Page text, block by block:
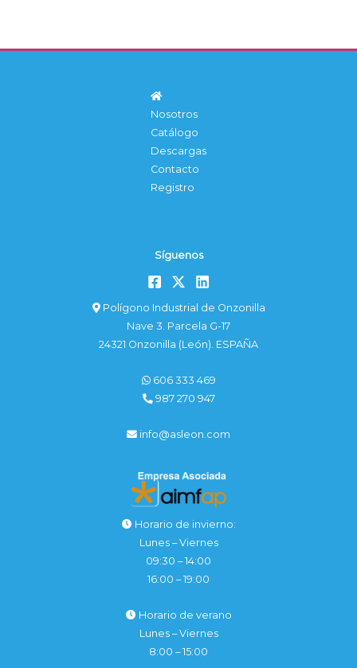
Nosotros
Catálogo
Descargas
Contacto
Registro
Síguenos
Polígono Industrial de Onzonilla
Nave 3. Parcela G-17
24321 Onzonilla (León). ESPAÑA
606 333 469
987 270 947
info@asleon.com
Horario de invierno:
Lunes – Viernes
09:30 – 14:00
16:00 – 19:00
Horario de verano
Lunes – Viernes
8:00 – 15:00